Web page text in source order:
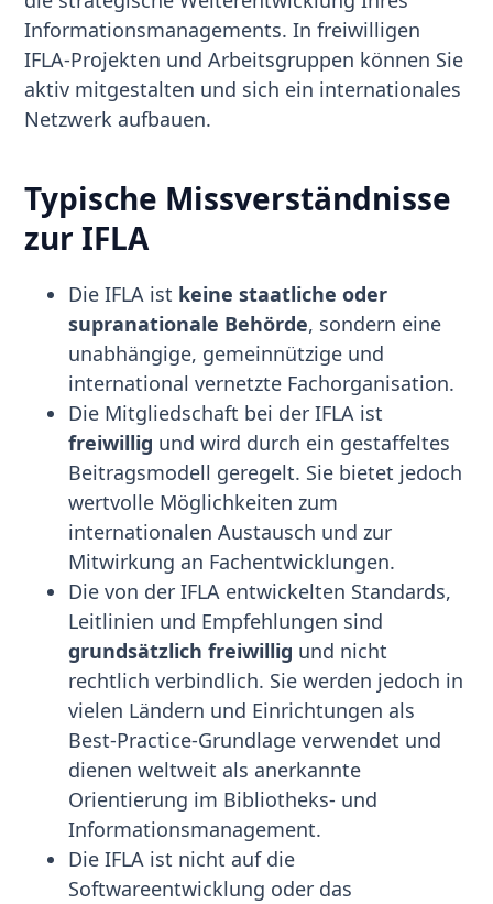
Informationsmanagements. In freiwilligen
IFLA-Projekten und Arbeitsgruppen können Sie
aktiv mitgestalten und sich ein internationales
Netzwerk aufbauen.
Typische Missverständnisse
zur IFLA
Die IFLA ist keine staatliche oder
supranationale Behörde, sondern eine
unabhängige, gemeinnützige und
international vernetzte Fachorganisation.
Die Mitgliedschaft bei der IFLA ist
freiwillig und wird durch ein gestaffeltes
Beitragsmodell geregelt. Sie bietet jedoch
wertvolle Möglichkeiten zum
internationalen Austausch und zur
Mitwirkung an Fachentwicklungen.
Die von der IFLA entwickelten Standards,
Leitlinien und Empfehlungen sind
grundsätzlich freiwillig und nicht
rechtlich verbindlich. Sie werden jedoch in
vielen Ländern und Einrichtungen als
Best-Practice-Grundlage verwendet und
dienen weltweit als anerkannte
Orientierung im Bibliotheks- und
Informationsmanagement.
Die IFLA ist nicht auf die
Softwareentwicklung oder das